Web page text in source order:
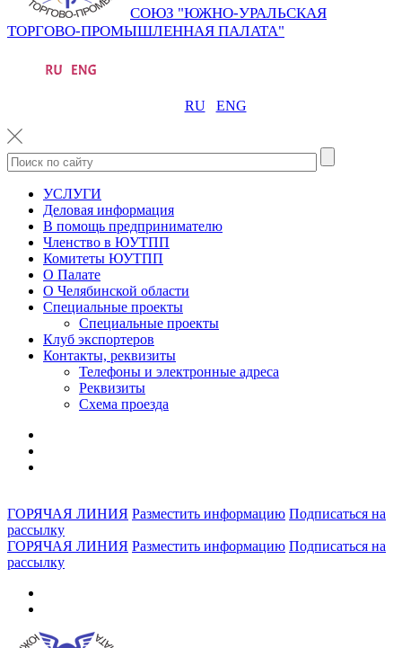
СОЮЗ "ЮЖНО-УРАЛЬСКАЯ
ТОРГОВО-ПРОМЫШЛЕННАЯ ПАЛАТА"
RU ENG
УСЛУГИ
Деловая информация
В помощь предпринимателю
Членство в ЮУТПП
Комитеты ЮУТПП
О Палате
О Челябинской области
Специальные проекты
Специальные проекты
Клуб экспортеров
Контакты, реквизиты
Телефоны и электронные адреса
Реквизиты
Схема проезда
ГОРЯЧАЯ ЛИНИЯ Разместить информацию Подписаться на
рассылку
ГОРЯЧАЯ ЛИНИЯ Разместить информацию Подписаться на
рассылку